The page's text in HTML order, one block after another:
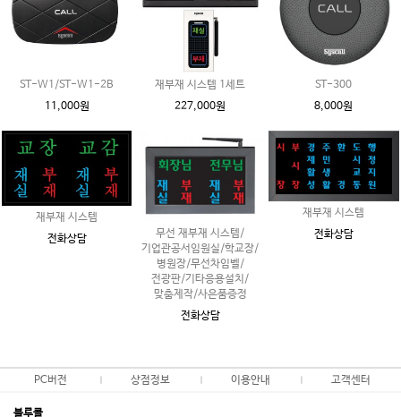
ST-W1/ST-W1-2B
11,000원
재부재 시스템 1세트
227,000원
ST-300
8,000원
재부재 시스템
전화상담
무선 재부재 시스템/
기업관공서임원실/학교장/
병원장/무선차임벨/
전광판/기타응용설치/
맞춤제작/사은품증정
전화상담
재부재 시스템
전화상담
PC버전 상점정보 이용안내 고객센터
블루콜